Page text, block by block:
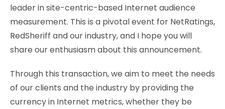
leader in site-centric-based Internet audience
measurement. This is a pivotal event for NetRatings,
RedSheriff and our industry, and I hope you will
share our enthusiasm about this announcement.
Through this transaction, we aim to meet the needs
of our clients and the industry by providing the
currency in Internet metrics, whether they be